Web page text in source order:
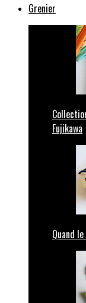
Grenier
Fujikawa
Quand